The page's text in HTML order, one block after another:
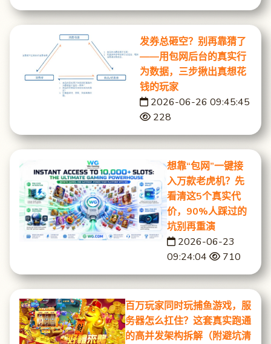
发券总砸空？别再靠猜了
——用包网后台的真实行
为数据，三步揪出真想花
钱的玩家
2026-06-26 09:45:45
228
想靠“包网”一键接
入万款老虎机？先
看清这5个真实代
价，90%人踩过的
坑别再重演
2026-06-23
09:24:04
710
百万玩家同时玩捕鱼游戏，服
务器怎么扛住？这套真实跑通
的高并发架构拆解（附避坑清